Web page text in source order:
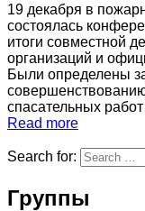
19 декабря в
состоялась
итоги совместной
организаций и
Были определены
спасательных
Read more
Search for:
Группы